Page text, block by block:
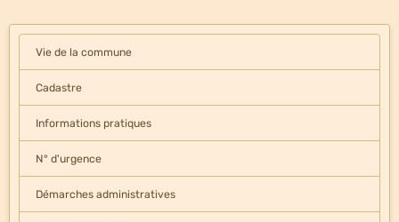
Vie de la commune
Cadastre
Informations pratiques
N° d'urgence
Démarches administratives